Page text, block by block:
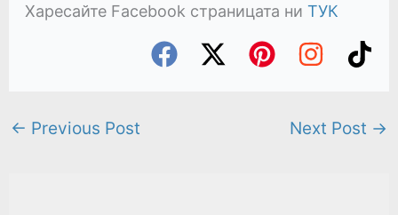
Харесайте Facebook страницата ни ТУК
← Previous Post Next Post →